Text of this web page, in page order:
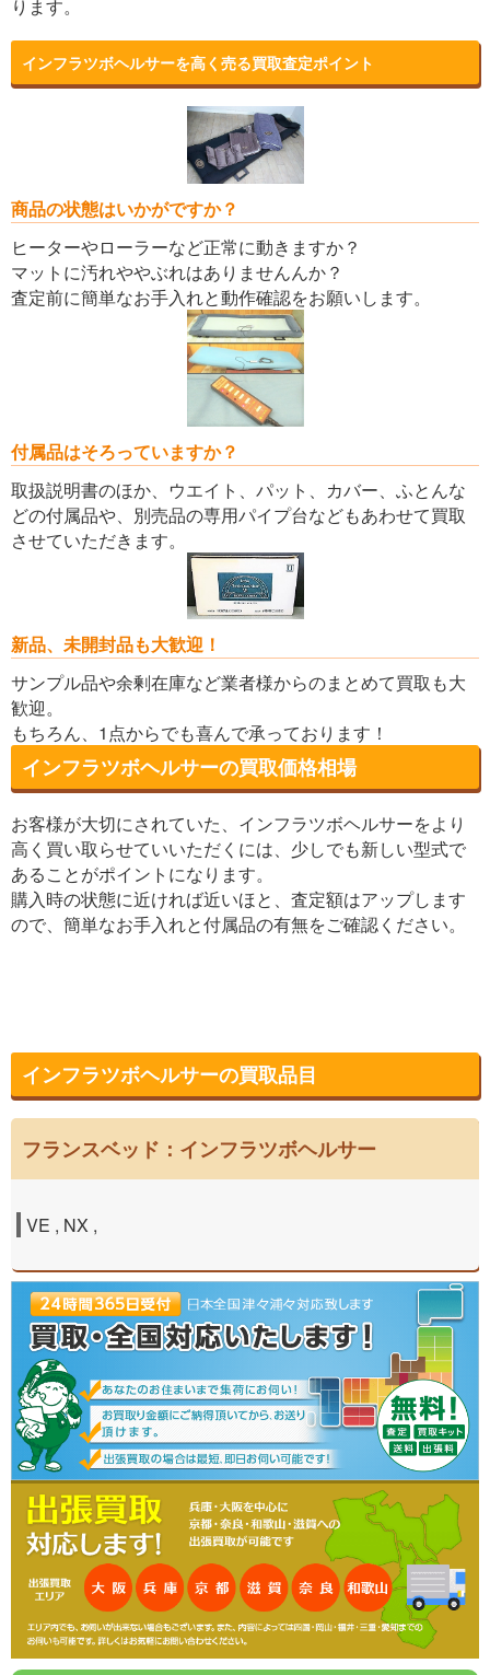
ります。
インフラツボヘルサーを高く売る買取査定ポイント
商品の状態はいかがですか？
ヒーターやローラーなど正常に動きますか？
マットに汚れややぶれはありませんんか？
査定前に簡単なお手入れと動作確認をお願いします。
付属品はそろっていますか？
取扱説明書のほか、ウエイト、パット、カバー、ふとんな
どの付属品や、別売品の専用パイプ台などもあわせて買取
させていただきます。
新品、未開封品も大歓迎！
サンプル品や余剰在庫など業者様からのまとめて買取も大
歓迎。
もちろん、1点からでも喜んで承っております！
インフラツボヘルサーの買取価格相場
お客様が大切にされていた、インフラツボヘルサーをより
高く買い取らせていいただくには、少しでも新しい型式で
あることがポイントになります。
購入時の状態に近ければ近いほと、査定額はアップします
ので、簡単なお手入れと付属品の有無をご確認ください。
インフラツボヘルサーの買取品目
フランスベッド：インフラツボヘルサー
VE , NX ,